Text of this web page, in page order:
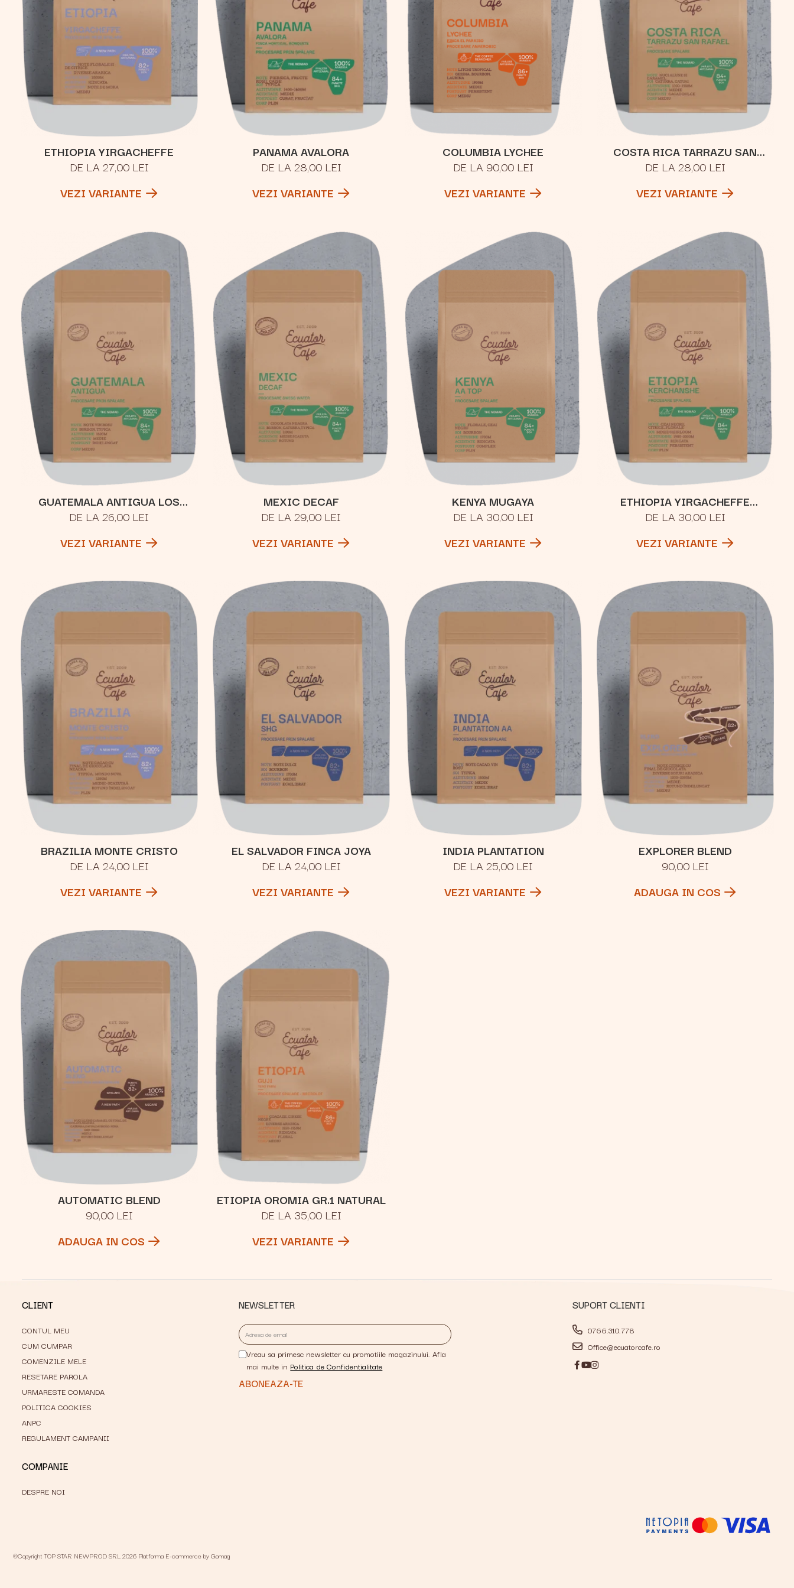
ETHIOPIA YIRGACHEFFE
DE LA 27,00 LEI
VEZI VARIANTE
PANAMA AVALORA
DE LA 28,00 LEI
VEZI VARIANTE
COLUMBIA LYCHEE
DE LA 90,00 LEI
VEZI VARIANTE
COSTA RICA TARRAZU SAN
RAFAEL
DE LA 28,00 LEI
VEZI VARIANTE
GUATEMALA ANTIGUA LOS
VOLCANES
DE LA 26,00 LEI
VEZI VARIANTE
MEXIC DECAF
DE LA 29,00 LEI
VEZI VARIANTE
KENYA MUGAYA
DE LA 30,00 LEI
VEZI VARIANTE
ETHIOPIA YIRGACHEFFE
KERCHANSHE
DE LA 30,00 LEI
VEZI VARIANTE
BRAZILIA MONTE CRISTO
DE LA 24,00 LEI
VEZI VARIANTE
EL SALVADOR FINCA JOYA
DE LA 24,00 LEI
VEZI VARIANTE
INDIA PLANTATION
DE LA 25,00 LEI
VEZI VARIANTE
EXPLORER BLEND
90,00 LEI
ADAUGA IN COS
AUTOMATIC BLEND
90,00 LEI
ADAUGA IN COS
ETIOPIA OROMIA GR.1 NATURAL
DE LA 35,00 LEI
VEZI VARIANTE
CLIENT
CONTUL MEU
CUM CUMPAR
COMENZILE MELE
RESETARE PAROLA
URMARESTE COMANDA
POLITICA COOKIES
ANPC
REGULAMENT CAMPANII
COMPANIE
DESPRE NOI
NEWSLETTER
Vreau sa primesc newsletter cu promotiile magazinului. Afla
mai multe in Politica de Confidentialitate
SUPORT CLIENTI
0766.310.778
Office@ecuatorcafe.ro
©Copyright TOP STAR NEWPROD SRL 2026 Platforma E-commerce by Gomag